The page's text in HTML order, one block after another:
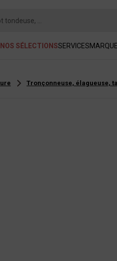
tondeuse, ...
NOS SÉLECTIONSSERVICES
Tronçonneuse, élagueuse,